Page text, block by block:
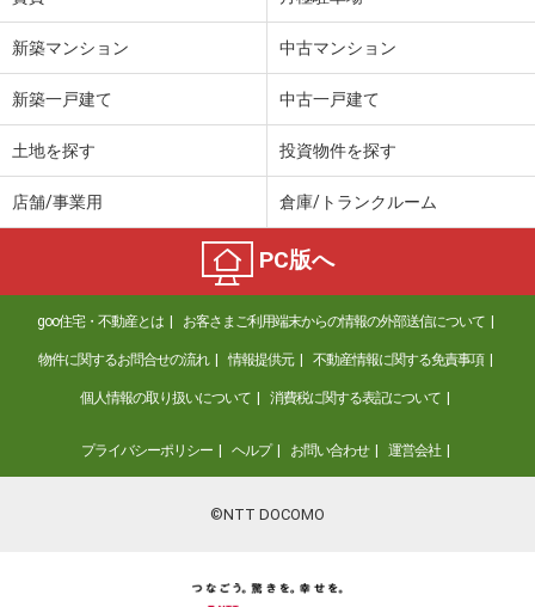
新潟県新潟市西区五十嵐２の町
1,380万円
1,900万円
住 所
新潟県新潟市西区寺尾北１
建物面積 139.94m²
土地面積
326.61m²
新潟県新潟市西区寺尾東１
価 格
1,750万円
住 所
新潟県新潟市西区寺尾東１
149.95m²
新潟県新潟市中央区美咲町１
新築マンション 中古マンション
新築一戸建て 中古一戸建て
土地を探す 投資物件を探す
店舗/事業用 倉庫/トランクルーム
PC版へ
goo住宅・不動産とは お客さまご利用端末からの情報の外部送信について
物件に関するお問合せの流れ 情報提供元 不動産情報に関する免責事項
個人情報の取り扱いについて 消費税に関する表記について
プライバシーポリシー ヘルプ お問い合わせ 運営会社
©NTT DOCOMO